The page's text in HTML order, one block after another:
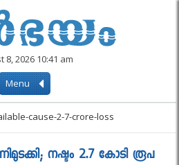
8, 2026 10:41 am
Menu
cause-2-7-crore-loss
നഷ്ടം 2.7 കോടി രൂപ